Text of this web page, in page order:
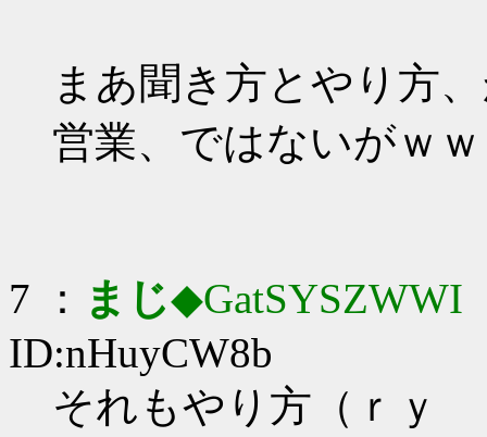
まあ聞き方とやり方
営業、ではないがｗ
7 ： まじ◆GatSYSZWWI
ID:nHuyCW8b
それもやり方（ｒｙ